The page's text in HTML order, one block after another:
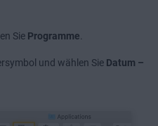
Sie Programme.
und wählen Sie Datum –